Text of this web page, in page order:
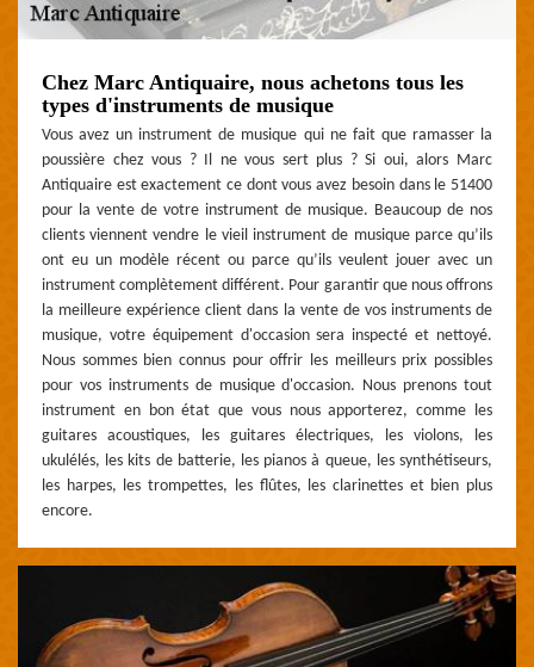
Chez Marc Antiquaire, nous achetons tous les
types d'instruments de musique
Vous avez un instrument de musique qui ne fait que ramasser la
poussière chez vous ? Il ne vous sert plus ? Si oui, alors Marc
Antiquaire est exactement ce dont vous avez besoin dans le 51400
pour la vente de votre instrument de musique. Beaucoup de nos
clients viennent vendre le vieil instrument de musique parce qu’ils
ont eu un modèle récent ou parce qu’ils veulent jouer avec un
instrument complètement différent. Pour garantir que nous offrons
la meilleure expérience client dans la vente de vos instruments de
musique, votre équipement d'occasion sera inspecté et nettoyé.
Nous sommes bien connus pour offrir les meilleurs prix possibles
pour vos instruments de musique d'occasion. Nous prenons tout
instrument en bon état que vous nous apporterez, comme les
guitares acoustiques, les guitares électriques, les violons, les
ukulélés, les kits de batterie, les pianos à queue, les synthétiseurs,
les harpes, les trompettes, les flûtes, les clarinettes et bien plus
encore.